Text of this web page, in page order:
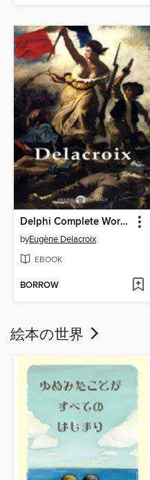
Delphi Complete Works of Eugene Delacroix (Illustrated)
byEugène Delacroix
EBOOK
BORROW
絵本の世界